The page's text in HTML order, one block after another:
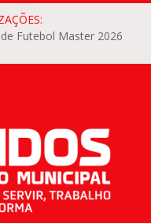
Futebol Master 2026